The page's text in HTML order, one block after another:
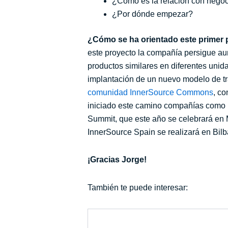
¿Por dónde empezar?
¿Cómo se ha orientado este primer
este proyecto la compañía persigue
productos similares en diferentes
implantación de un nuevo modelo de
comunidad InnerSource Commons,
iniciado este camino compañías
Summit, que este año se celebrará
InnerSource Spain se realizará en
¡Gracias Jorge!
También te puede interesar: